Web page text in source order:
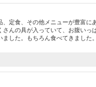
定食、その他メニューが豊富に
んの具が入っていて、お腹いっ
した。もちろん食べてきました。